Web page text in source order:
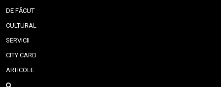
DE FĂCUT
CULTURAL
SERVICII
CITY CARD
ARTICOLE